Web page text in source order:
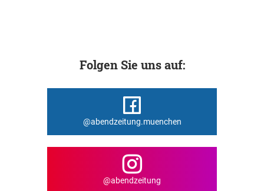
Folgen Sie uns auf:
@abendzeitung.muenchen
@abendzeitung